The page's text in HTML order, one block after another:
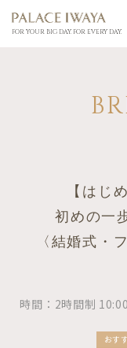
FOR YOUR BIG DAY. FOR EVERY DAY.
【はじ
初めの一
〈結婚式・
時間：2時間制
おす